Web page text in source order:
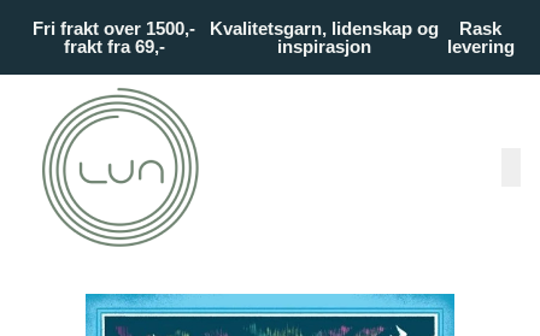
Fri frakt over 1500,-
frakt fra 69,-
Kvalitetsgarn, lidenskap og
inspirasjon
Rask
levering